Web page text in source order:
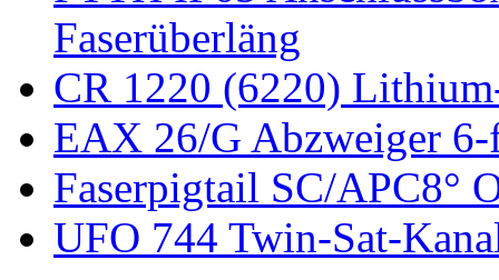
Faserüberläng
CR 1220 (6220)
EAX 26/G Abzweiger
Faserpigtail SC/APC8°
UFO 744 Twin-Sat-